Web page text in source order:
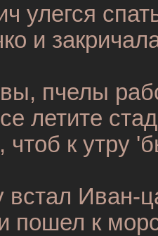
улегся
и
пчелы
летите
к утру
встал Иван-
пошел к